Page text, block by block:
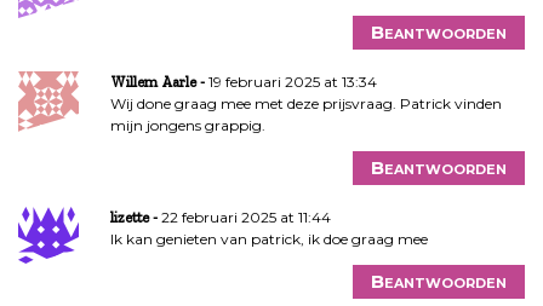
Beantwoorden
Willem Aarle
19 februari 2025 at 13:34
Wij done graag mee met deze prijsvraag. Patrick vinden
mijn jongens grappig.
Beantwoorden
lizette
22 februari 2025 at 11:44
Ik kan genieten van patrick, ik doe graag mee
Beantwoorden